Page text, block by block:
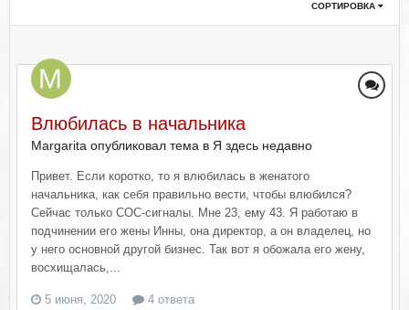
СОРТИРОВКА
Влюбилась в начальника
Margarita опубликовал тема в Я здесь недавно
Привет. Если коротко, то я влюбилась в женатого
начальника, как себя правильно вести, чтобы влюбился?
Сейчас только СОС-сигналы. Мне 23, ему 43. Я работаю в
подчинении его жены Инны, она директор, а он владелец, но
у него основной другой бизнес. Так вот я обожала его жену,
восхищалась,...
5 июня, 2020 4 ответа